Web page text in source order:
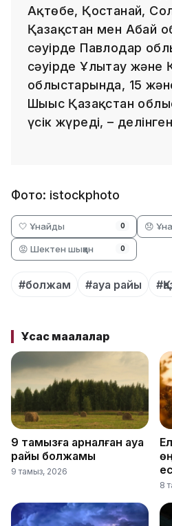
Ақтөбе, Қостанай,
Қазақстан мен Абай
сәуірде Павлодар
сәуірде Ұлытау және
облыстарында, 15
Шығыс Қазақстан
үсік жүреді, –
Фото: istockphoto
🤍 Ұнайды 0 😞
😡 Шектен шыққан 0
#болжам #ауа райы
Ұқсас мақалалар
9 тамызға арналған ауа
райы болжамы
9 тамыз, 2026
8